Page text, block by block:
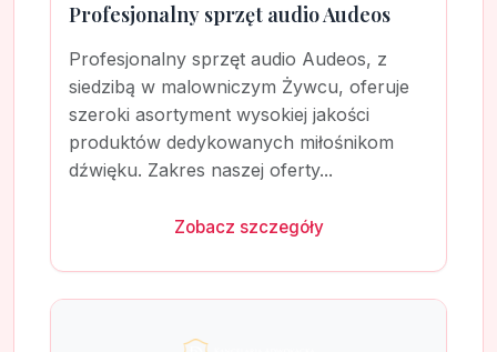
Profesjonalny sprzęt audio Audeos
Profesjonalny sprzęt audio Audeos, z
siedzibą w malowniczym Żywcu, oferuje
szeroki asortyment wysokiej jakości
produktów dedykowanych miłośnikom
dźwięku. Zakres naszej oferty...
Zobacz szczegóły